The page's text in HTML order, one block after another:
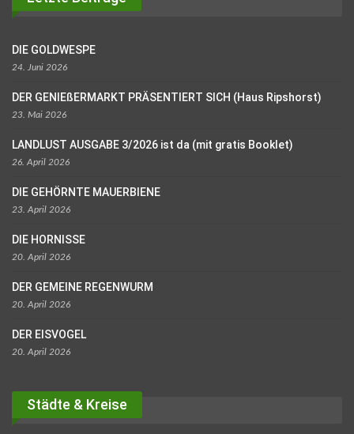
DIE GOLDWESPE
24. Juni 2026
DER GENIEßERMARKT PRÄSENTIERT SICH (Haus Ripshorst)
23. Mai 2026
LANDLUST AUSGABE 3/2026 ist da (mit gratis Booklet)
26. April 2026
DIE GEHÖRNTE MAUERBIENE
23. April 2026
DIE HORNISSE
20. April 2026
DER GEMEINE REGENWURM
20. April 2026
DER EISVOGEL
20. April 2026
Städte & Kreise